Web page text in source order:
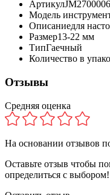
Артикул
Модель
Описаниедля
Размер13-22 мм
ТипГаечный
Количество в
Отзывы
Средняя оценка
На основании отзывов
Оставьте отзыв чтобы
определиться с выбором!